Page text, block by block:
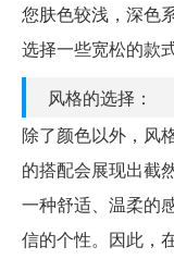
您肤色较浅，深色
选择一些宽松的款
风格的选择：
除了颜色以外，风
的搭配会展现出截
一种舒适、温柔的
信的个性。因此，